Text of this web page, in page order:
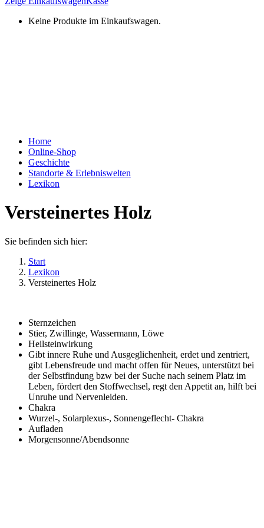
Keine Produkte im Einkaufswagen.
Home
Online-Shop
Geschichte
Standorte & Erlebniswelten
Lexikon
Versteinertes Holz
Sie befinden sich hier:
Start
Lexikon
Versteinertes Holz
Sternzeichen
Stier, Zwillinge, Wassermann, Löwe
Heilsteinwirkung
Gibt innere Ruhe und Ausgeglichenheit, erdet und zentriert,
gibt Lebensfreude und macht offen für Neues, unterstützt bei
der Selbstfindung bzw bei der Suche nach seinem Platz im
Leben, fördert den Stoffwechsel, regt den Appetit an, hilft bei
Unruhe und Nervenleiden.
Chakra
Wurzel-, Solarplexus-, Sonnengeflecht- Chakra
Aufladen
Morgensonne/Abendsonne